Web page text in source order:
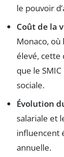
le pouvoir
Coût de la
Monaco,
élevé,
que le
sociale.
Évolution
salariale et
influencent
annuelle.